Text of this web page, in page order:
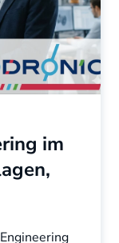
im